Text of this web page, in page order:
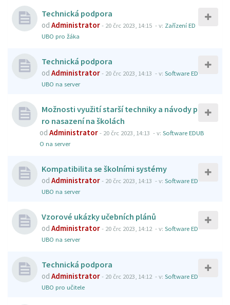
Technická podpora
od Administrator- 20 črc 2023, 14:15 - v: Zařízení ED
UBO pro žáka
Technická podpora
od Administrator- 20 črc 2023, 14:13 - v: Software ED
UBO na server
Možnosti využití starší techniky a návody p
ro nasazení na školách
od Administrator- 20 črc 2023, 14:13 - v: Software EDUB
O na server
Kompatibilita se školními systémy
od Administrator- 20 črc 2023, 14:13 - v: Software ED
UBO na server
Vzorové ukázky učebních plánů
od Administrator- 20 črc 2023, 14:12 - v: Software ED
UBO na server
Technická podpora
od Administrator- 20 črc 2023, 14:12 - v: Software ED
UBO pro učitele